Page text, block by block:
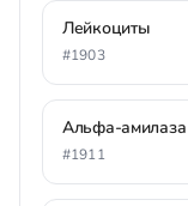
Лейкоциты
#1903
Альфа-амилаза
#1911